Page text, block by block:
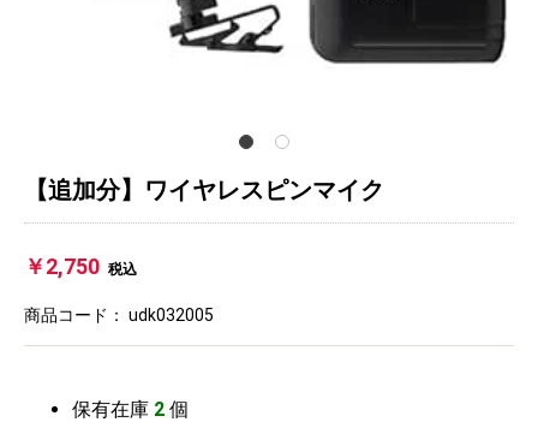
【追加分】ワイヤレスピンマイク
￥2,750 税込
商品コード： udk032005
保有在庫 2 個